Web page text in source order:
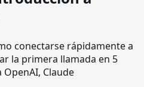
conectarse rápidamente a
la primera llamada en 5
Claude